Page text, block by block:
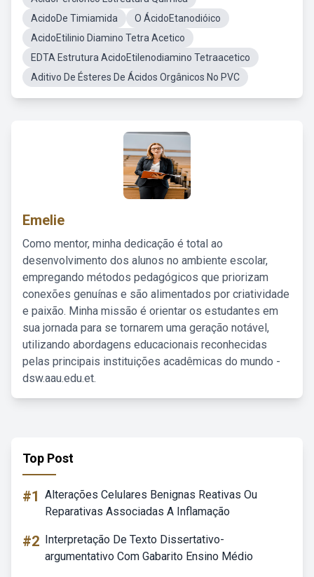
AcidoDe Timiamida
O ÁcidoEtanodióico
AcidoEtilinio Diamino Tetra Acetico
EDTA Estrutura AcidoEtilenodiamino Tetraacetico
Aditivo De Ésteres De Ácidos Orgânicos No PVC
Emelie
Como mentor, minha dedicação é total ao
desenvolvimento dos alunos no ambiente escolar,
empregando métodos pedagógicos que priorizam
conexões genuínas e são alimentados por criatividade
e paixão. Minha missão é orientar os estudantes em
sua jornada para se tornarem uma geração notável,
utilizando abordagens educacionais reconhecidas
pelas principais instituições acadêmicas do mundo -
dsw.aau.edu.et.
Top Post
#1 Alterações Celulares Benignas Reativas Ou
Reparativas Associadas A Inflamação
#2 Interpretação De Texto Dissertativo-
argumentativo Com Gabarito Ensino Médio